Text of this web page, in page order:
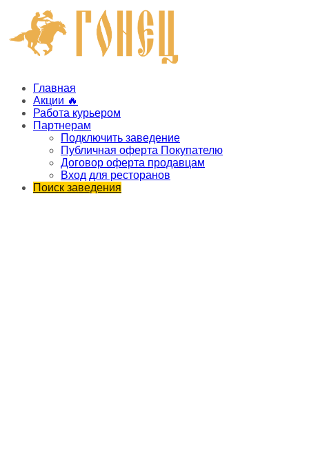
Главная
Акции 🔥
Работа курьером
Партнерам
Подключить заведение
Публичная оферта Покупателю
Договор оферта продавцам
Вход для ресторанов
Поиск заведения